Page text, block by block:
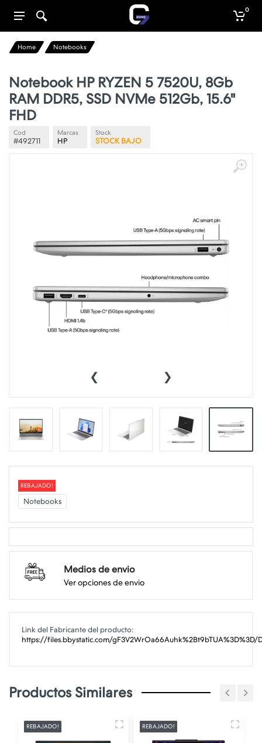
0
Home Notebooks
Notebook HP RYZEN 5 7520U, 8Gb
RAM DDR5, SSD NVMe 512Gb, 15.6"
FHD
Cod
#492711
Marcas
HP
Stock
STOCK BAJO
‹ ›
REBAJADO!
Notebooks
Medios de envio
Ver opciones de envio
Link del Fabricante del producto:
https://files.bbystatic.com/gF3V2WrOa66Auhk%2Bt9bTUA%3D%3D/
Productos Similares
REBAJADO! REBAJADO!